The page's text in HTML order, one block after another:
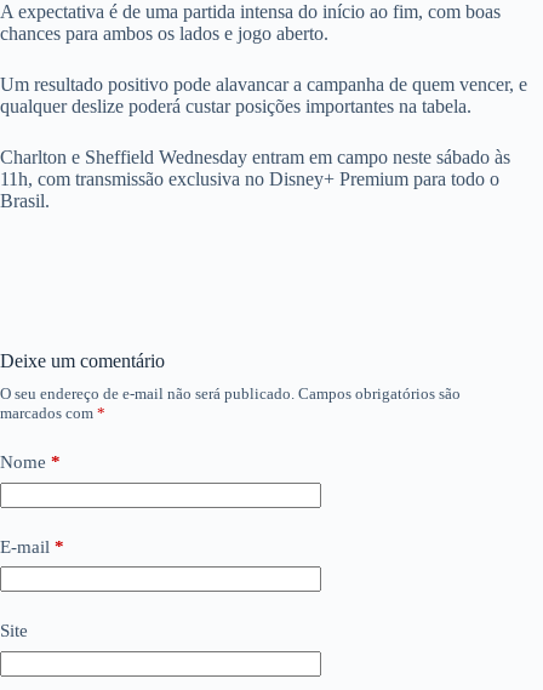
A expectativa é de uma partida intensa do início ao fim, com boas
chances para ambos os lados e jogo aberto.
Um resultado positivo pode alavancar a campanha de quem vencer, e
qualquer deslize poderá custar posições importantes na tabela.
Charlton e Sheffield Wednesday entram em campo neste sábado às
11h, com transmissão exclusiva no Disney+ Premium para todo o
Brasil.
Deixe um comentário
O seu endereço de e-mail não será publicado. Campos obrigatórios são
marcados com *
Nome *
E-mail *
Site